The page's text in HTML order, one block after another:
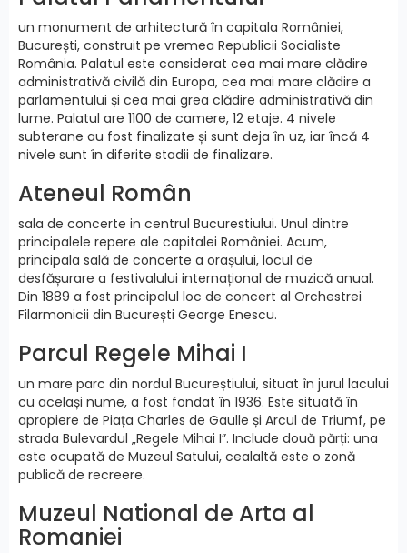
un monument de arhitectură în capitala României,
București, construit pe vremea Republicii Socialiste
România. Palatul este considerat cea mai mare clădire
administrativă civilă din Europa, cea mai mare clădire a
parlamentului și cea mai grea clădire administrativă din
lume. Palatul are 1100 de camere, 12 etaje. 4 nivele
subterane au fost finalizate și sunt deja în uz, iar încă 4
nivele sunt în diferite stadii de finalizare.
Ateneul Român
sala de concerte in centrul Bucurestiului. Unul dintre
principalele repere ale capitalei României. Acum,
principala sală de concerte a orașului, locul de
desfășurare a festivalului internațional de muzică anual.
Din 1889 a fost principalul loc de concert al Orchestrei
Filarmonicii din București George Enescu.
Parcul Regele Mihai I
un mare parc din nordul Bucureștiului, situat în jurul lacului
cu același nume, a fost fondat în 1936. Este situată în
apropiere de Piața Charles de Gaulle și Arcul de Triumf, pe
strada Bulevardul „Regele Mihai I”. Include două părți: una
este ocupată de Muzeul Satului, cealaltă este o zonă
publică de recreere.
Muzeul National de Arta al
Romaniei